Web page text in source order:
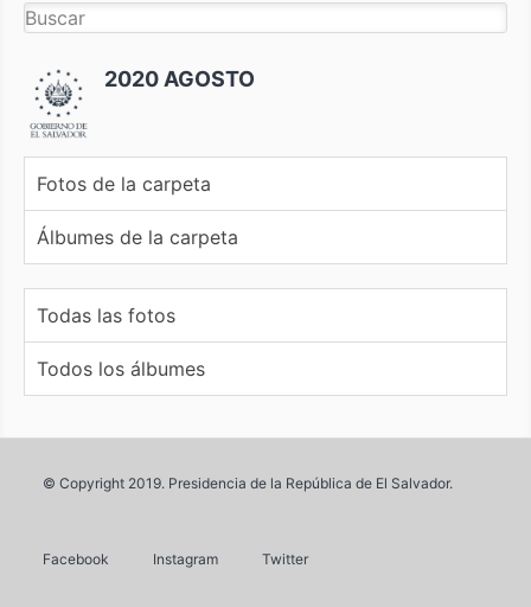
2020 AGOSTO
Fotos de la carpeta
Álbumes de la carpeta
Todas las fotos
Todos los álbumes
© Copyright 2019. Presidencia de la República de El Salvador.
Facebook Instagram Twitter